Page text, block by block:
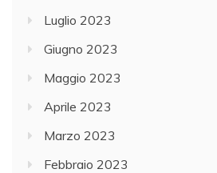
Luglio 2023
Giugno 2023
Maggio 2023
Aprile 2023
Marzo 2023
Febbraio 2023